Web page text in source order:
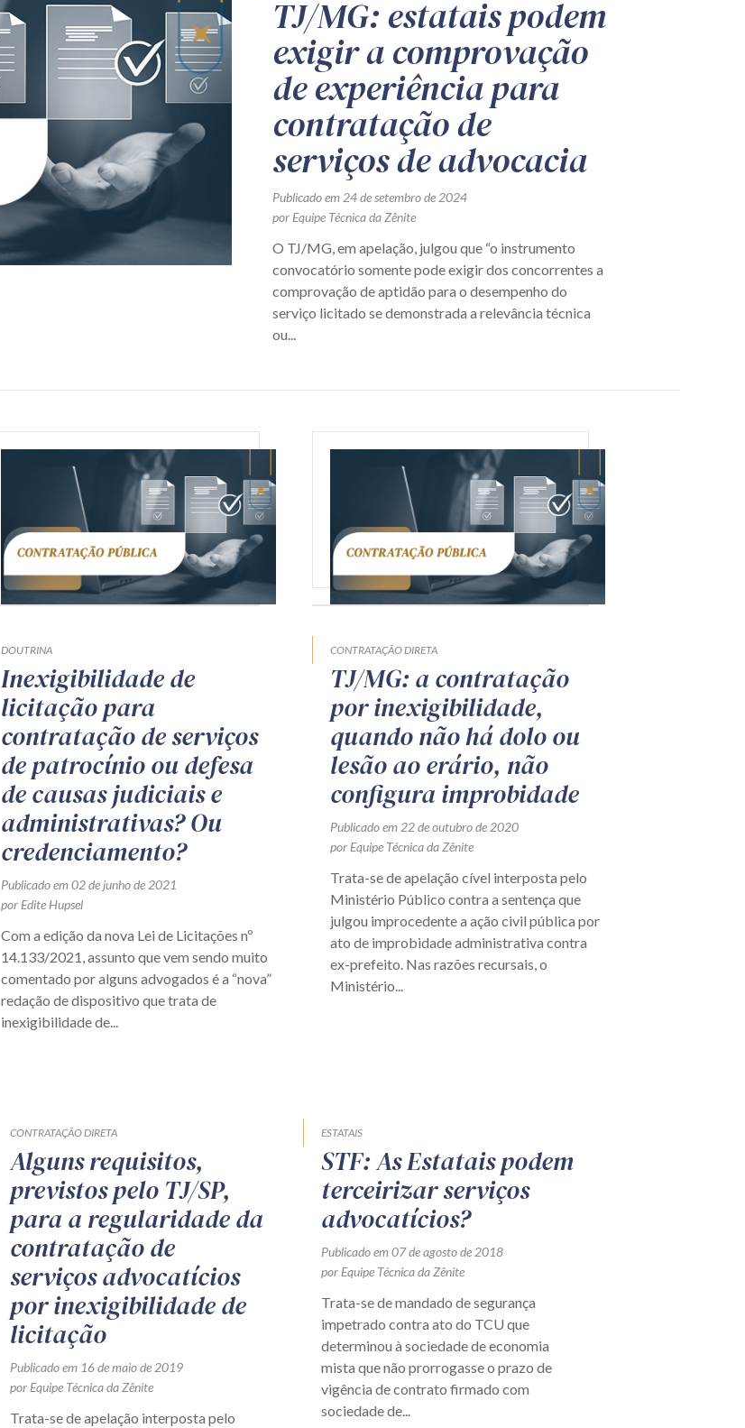
TJ/MG: estatais podem
exigir a comprovação
de experiência para
contratação de
serviços de advocacia
Publicado em 24 de setembro de 2024
por Equipe Técnica da Zênite
O TJ/MG, em apelação, julgou que “o instrumento
convocatório somente pode exigir dos concorrentes a
comprovação de aptidão para o desempenho do
serviço licitado se demonstrada a relevância técnica
ou...
DOUTRINA
Inexigibilidade de
licitação para
contratação de serviços
de patrocínio ou defesa
de causas judiciais e
administrativas? Ou
credenciamento?
Publicado em 02 de junho de 2021
por Edite Hupsel
Com a edição da nova Lei de Licitações nº
14.133/2021, assunto que vem sendo muito
comentado por alguns advogados é a “nova”
redação de dispositivo que trata de
inexigibilidade de...
CONTRATAÇÃO DIRETA
TJ/MG: a contratação
por inexigibilidade,
quando não há dolo ou
lesão ao erário, não
configura improbidade
Publicado em 22 de outubro de 2020
por Equipe Técnica da Zênite
Trata-se de apelação cível interposta pelo
Ministério Público contra a sentença que
julgou improcedente a ação civil pública por
ato de improbidade administrativa contra
ex-prefeito. Nas razões recursais, o
Ministério...
CONTRATAÇÃO DIRETA
Alguns requisitos,
previstos pelo TJ/SP,
para a regularidade da
contratação de
serviços advocatícios
por inexigibilidade de
licitação
Publicado em 16 de maio de 2019
por Equipe Técnica da Zênite
Trata-se de apelação interposta pelo
ESTATAIS
STF: As Estatais podem
terceirizar serviços
advocatícios?
Publicado em 07 de agosto de 2018
por Equipe Técnica da Zênite
Trata-se de mandado de segurança
impetrado contra ato do TCU que
determinou à sociedade de economia
mista que não prorrogasse o prazo de
vigência de contrato firmado com
sociedade de...